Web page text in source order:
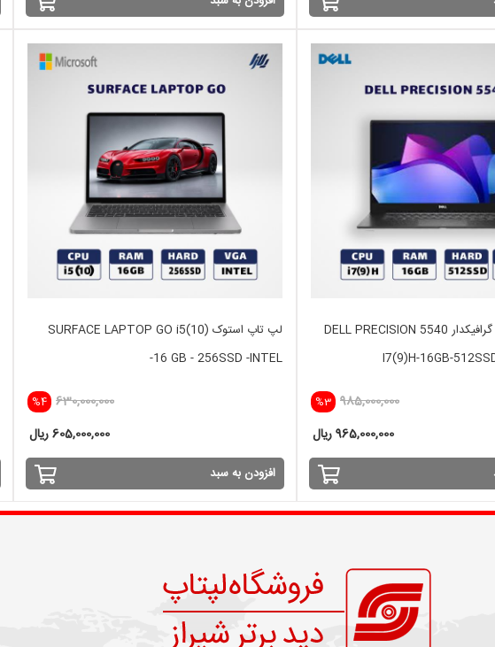
لپ تاپ استوک گرافیکدار DELL PRECISION 5540
I7(9)H-16GB-
%3 985,000,000
965,000,000 ریال
لپ تاپ استوک SURFACE LAPTOP GO i5(10)
-16 GB - 256SSD -INTEL
%4 630,000,000
605,000,000 ریال
افزودن به سبد